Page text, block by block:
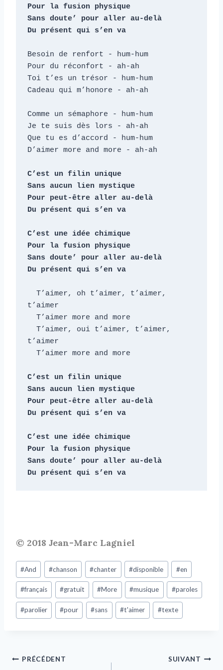
Pour la fusion physique
Sans doute’ pour aller au-delà
Du présent qui s’en va
Besoin de renfort - hum-hum
Pour du réconfort - ah-ah
Toi t’es un trésor - hum-hum
Cadeau qui m’honore - ah-ah
Comme un sémaphore - hum-hum
Je te suis dès lors - ah-ah
Que tu es d’accord - hum-hum
D’aimer more and more - ah-ah
C’est un filin unique
Sans aucun lien mystique
Pour peut-être aller au-delà
Du présent qui s’en va
C’est une idée chimique
Pour la fusion physique
Sans doute’ pour aller au-delà
Du présent qui s’en va
t’aimer
t’aimer
C’est un filin unique
Sans aucun lien mystique
Pour peut-être aller au-delà
Du présent qui s’en va
C’est une idée chimique
Pour la fusion physique
Sans doute’ pour aller au-delà
Du présent qui s’en va
© 2018 Jean-Marc Lagniel
#And #chanson #chanter #disponible #en
#français #gratuit #More #musique #paroles
#parolier #pour #sans #t'aimer #texte
PRÉCÉDENT SUIVANT